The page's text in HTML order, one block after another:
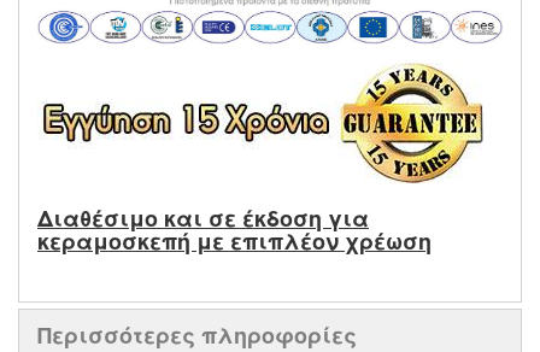
Διαθέσιμο και σε έκδοση για
κεραμοσκεπή με επιπλέον χρέωση
Περισσότερες πληροφορίες